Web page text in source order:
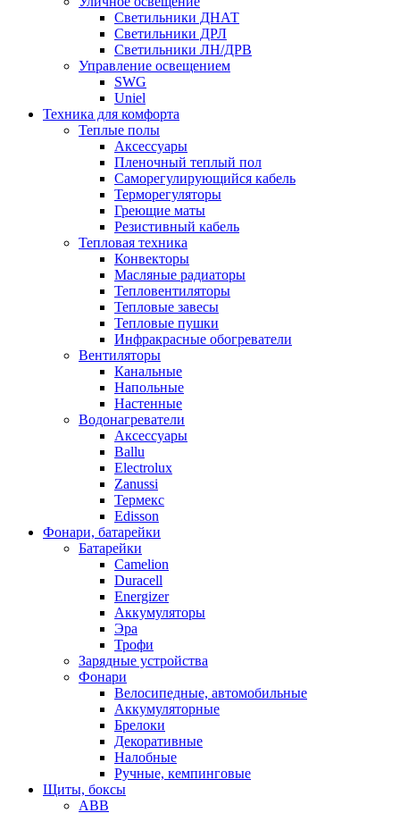
Светильники ДНАТ
Светильники ДРЛ
Светильники ЛН/ДРВ
Управление освещением
SWG
Uniel
Техника для комфорта
Теплые полы
Аксессуары
Пленочный теплый пол
Саморегулирующийся кабель
Терморегуляторы
Греющие маты
Резистивный кабель
Тепловая техника
Конвекторы
Масляные радиаторы
Тепловентиляторы
Тепловые завесы
Тепловые пушки
Инфракрасные обогреватели
Вентиляторы
Канальные
Напольные
Настенные
Водонагреватели
Аксессуары
Ballu
Electrolux
Zanussi
Термекс
Edisson
Фонари, батарейки
Батарейки
Camelion
Duracell
Energizer
Аккумуляторы
Эра
Трофи
Зарядные устройства
Фонари
Велосипедные, автомобильные
Аккумуляторные
Брелоки
Декоративные
Налобные
Ручные, кемпинговые
Щиты, боксы
ABB